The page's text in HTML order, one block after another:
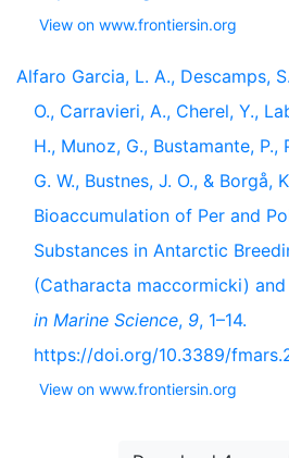
View on www.frontiersin.org
Alfaro Garcia, L. A., Descamps,
O., Carravieri, A., Cherel, Y.,
H., Munoz, G., Bustamante, P.,
G. W., Bustnes, J. O., & Borgå,
Bioaccumulation of Per and
Substances in Antarctic
(Catharacta maccormicki) and
in Marine Science, 9, 1–14.
https://doi.org/10.3389/
View on www.frontiersin.org